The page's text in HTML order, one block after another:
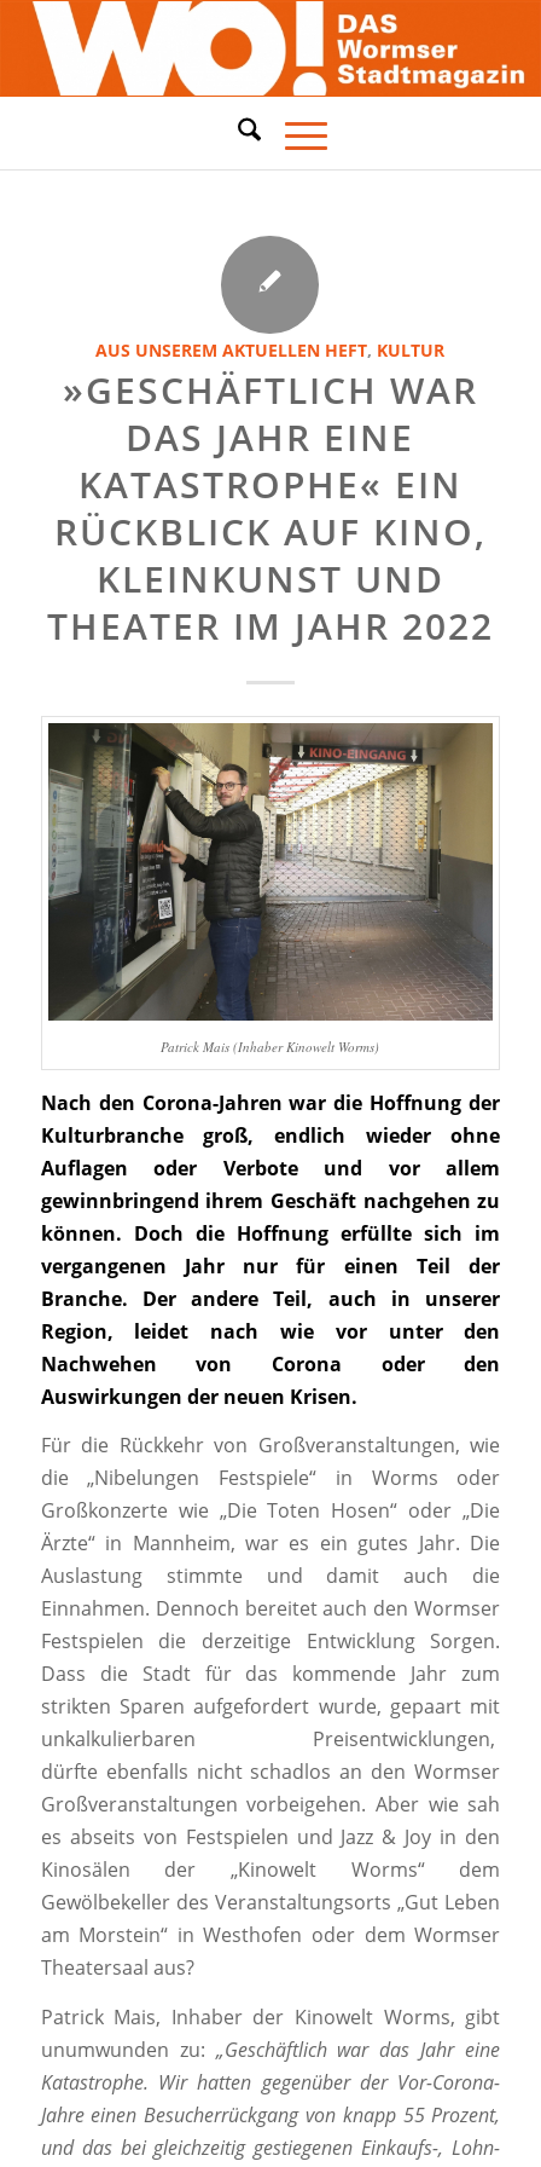
AUS UNSEREM AKTUELLEN HEFT, KULTUR
»GESCHÄFTLICH WAR
DAS JAHR EINE
KATASTROPHE« EIN
RÜCKBLICK AUF KINO,
KLEINKUNST UND
THEATER IM JAHR 2022
Patrick Mais (Inhaber Kinowelt Worms)
Nach den Corona-Jahren war die Hoffnung der
Kulturbranche groß, endlich wieder ohne
Auflagen oder Verbote und vor allem
gewinnbringend ihrem Geschäft nachgehen zu
können. Doch die Hoffnung erfüllte sich im
vergangenen Jahr nur für einen Teil der
Branche. Der andere Teil, auch in unserer
Region, leidet nach wie vor unter den
Nachwehen von Corona oder den
Auswirkungen der neuen Krisen.
Für die Rückkehr von Großveranstaltungen, wie
die „Nibelungen Festspiele“ in Worms oder
Großkonzerte wie „Die Toten Hosen“ oder „Die
Ärzte“ in Mannheim, war es ein gutes Jahr. Die
Auslastung stimmte und damit auch die
Einnahmen. Dennoch bereitet auch den Wormser
Festspielen die derzeitige Entwicklung Sorgen.
Dass die Stadt für das kommende Jahr zum
strikten Sparen aufgefordert wurde, gepaart mit
unkalkulierbaren Preisentwicklungen,
dürfte ebenfalls nicht schadlos an den Wormser
Großveranstaltungen vorbeigehen. Aber wie sah
es abseits von Festspielen und Jazz & Joy in den
Kinosälen der „Kinowelt Worms“ dem
Gewölbekeller des Veranstaltungsorts „Gut Leben
am Morstein“ in Westhofen oder dem Wormser
Theatersaal aus?
Patrick Mais, Inhaber der Kinowelt Worms, gibt
unumwunden zu: „Geschäftlich war das Jahr eine
Katastrophe. Wir hatten gegenüber der Vor-Corona-
Jahre einen Besucherrückgang von knapp 55 Prozent,
und das bei gleichzeitig gestiegenen Einkaufs-, Lohn-